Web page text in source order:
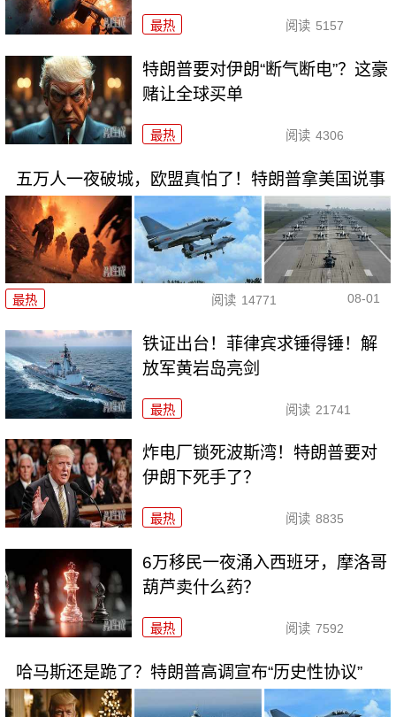
最热 阅读 5157
特朗普要对伊朗“断气断电”？这豪
赌让全球买单
最热 阅读 4306
五万人一夜破城，欧盟真怕了！特朗普拿美国说事
最热 阅读 14771 08-01
铁证出台！菲律宾求锤得锤！解
放军黄岩岛亮剑
最热 阅读 21741
炸电厂锁死波斯湾！特朗普要对
伊朗下死手了？
最热 阅读 8835
6万移民一夜涌入西班牙，摩洛哥
葫芦卖什么药？
最热 阅读 7592
哈马斯还是跪了？特朗普高调宣布“历史性协议”